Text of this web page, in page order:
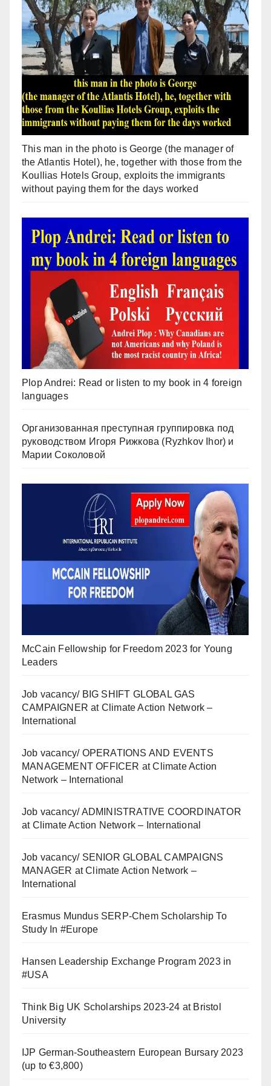
This man in the photo is George (the manager of
the Atlantis Hotel), he, together with those from the
Koullias Hotels Group, exploits the immigrants
without paying them for the days worked
Plop Andrei: Read or listen to my book in 4 foreign
languages
Организованная преступная группировка под
руководством Игоря Рижкова (Ryzhkov Ihor) и
Марии Соколовой
McCain Fellowship for Freedom 2023 for Young
Leaders
Job vacancy/ BIG SHIFT GLOBAL GAS
CAMPAIGNER at Climate Action Network –
International
Job vacancy/ OPERATIONS AND EVENTS
MANAGEMENT OFFICER at Climate Action
Network – International
Job vacancy/ ADMINISTRATIVE COORDINATOR
at Climate Action Network – International
Job vacancy/ SENIOR GLOBAL CAMPAIGNS
MANAGER at Climate Action Network –
International
Erasmus Mundus SERP-Chem Scholarship To
Study In #Europe
Hansen Leadership Exchange Program 2023 in
#USA
Think Big UK Scholarships 2023-24 at Bristol
University
IJP German-Southeastern European Bursary 2023
(up to €3,800)